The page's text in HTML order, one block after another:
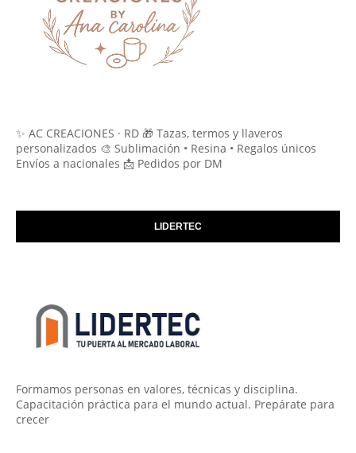
✨ AC CREACIONES · RD 🎁 Tazas, termos y llaveros
personalizados 🎨 Sublimación • Resina • Regalos únicos
Envíos a nacionales 📩 Pedidos por DM
LIDERTEC
Formamos personas en valores, técnicas y disciplina.
Capacitación práctica para el mundo actual. Prepárate para
crecer